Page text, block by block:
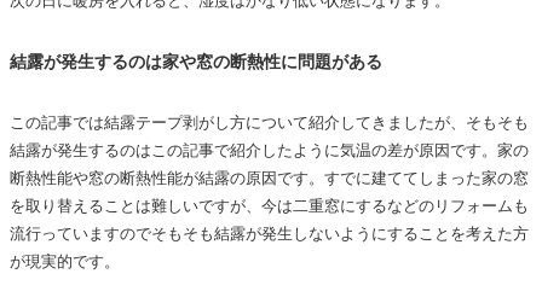
結露が発生するのは家や窓の断熱性に問題がある
この記事では結露テープ剥がし方について紹介してきましたが、そもそも
結露が発生するのはこの記事で紹介したように気温の差が原因です。家の
断熱性能や窓の断熱性能が結露の原因です。すでに建ててしまった家の窓
を取り替えることは難しいですが、今は二重窓にするなどのリフォームも
流行っていますのでそもそも結露が発生しないようにすることを考えた方
が現実的です。